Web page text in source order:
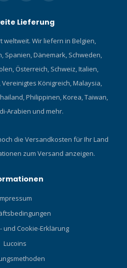
Lieferung
weltweit. Wir liefern in Belgien,
Spanien, Dänemark, Schweden,
Österreich, Schweiz, Italien,
Königreich, Malaysia,
Philippinen, Korea, Taiwan,
Arabien und mehr.
die Versandkosten für Ihr Land
zum Versand anzeigen.
und Cookie-Erklärung
Lucoins